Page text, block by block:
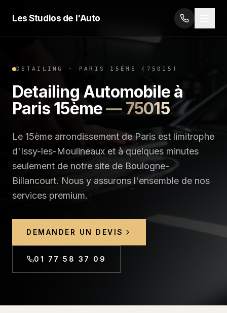
Les Studios de l'Auto
DETAILING · PARIS 15ÈME ( 75015 )
Detailing Automobile à
Paris 15ème— 75015
Le 15ème arrondissement de Paris est limitrophe
d'Issy-les-Moulineaux et à quelques minutes
seulement de notre site de Boulogne-
Billancourt. Nous y assurons l'ensemble de nos
services premium.
DEMANDER UN DEVIS
01 77 58 37 09